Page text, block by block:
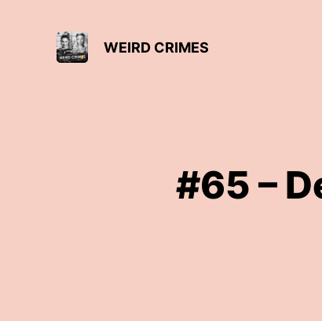
WEIRD CRIMES
#65 –